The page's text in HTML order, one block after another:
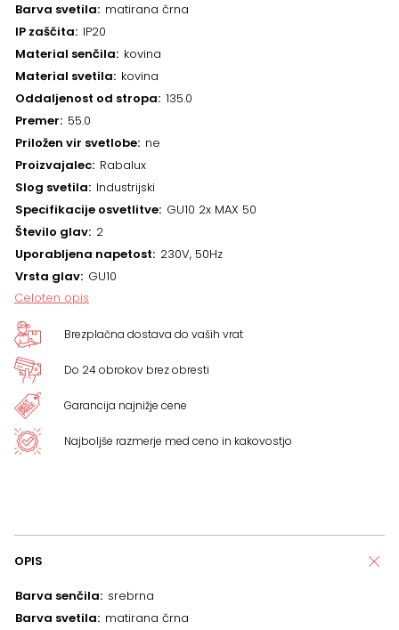
Barva svetila matirana črna
IP zaščita IP20
Material senčila kovina
Material svetila kovina
Oddaljenost od stropa 135.0
Premer 55.0
Priložen vir svetlobe ne
Proizvajalec Rabalux
Slog svetila Industrijski
Specifikacije osvetlitve GU10 2x MAX 50
Število glav 2
Uporabljena napetost 230V, 50Hz
Vrsta glav GU10
Celoten opis
Brezplačna dostava do vaših vrat
Do 24 obrokov brez obresti
Garancija najnižje cene
Najboljše razmerje med ceno in kakovostjo
OPIS
Barva senčila srebrna
Barva svetila matirana črna